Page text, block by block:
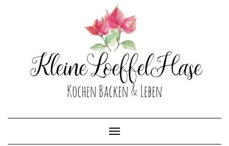
Toggle Navigation